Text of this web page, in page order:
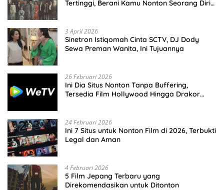
Tertinggi, Berani Kamu Nonton Seorang Diri
3 April 2026
Sinetron Istiqomah Cinta SCTV, DJ Dody
Sewa Preman Wanita, Ini Tujuannya
26 Februari 2026
Ini Dia Situs Nonton Tanpa Buffering,
Tersedia Film Hollywood Hingga Drakor
24 Februari 2026
Ini 7 Situs untuk Nonton Film di 2026, Terbukti
Legal dan Aman
4 Februari 2026
5 Film Jepang Terbaru yang
Direkomendasikan untuk Ditonton